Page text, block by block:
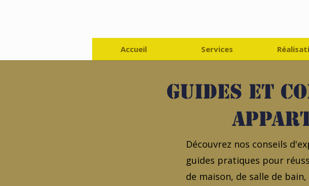
Accueil Services
Guides et
Découvrez nos conseils
guides pratiques pour
de maison, de salle de